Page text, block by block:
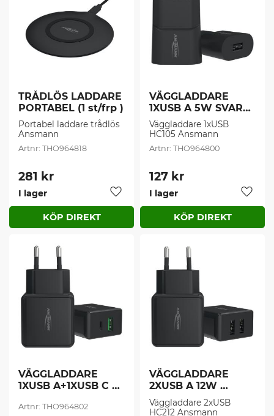
TRÅDLÖS LADDARE
PORTABEL (1 st/frp )
Portabel laddare trådlös
Ansmann
THO964818
281 kr
Lägg till i favoriter
I lager
VÄGGLADDARE
1XUSB A 5W SVART
(1 st/frp )
Väggladdare 1xUSB
HC105 Ansmann
THO964800
127 kr
Lägg
I lager
VÄGGLADDARE
1XUSB A+1XUSB C
THO964802
VÄGGLADDARE
2XUSB A 12W
SVART (1 st/frp )
Väggladdare 2xUSB
HC212 Ansmann